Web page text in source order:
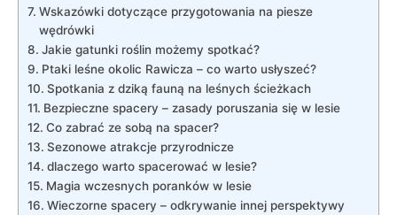
Wskazówki dotyczące przygotowania na piesze
wędrówki
Jakie gatunki roślin możemy spotkać?
Ptaki leśne okolic Rawicza – co warto usłyszeć?
Spotkania z dziką fauną na leśnych ścieżkach
Bezpieczne spacery – zasady poruszania się w lesie
Co zabrać ze sobą na spacer?
Sezonowe atrakcje przyrodnicze
dlaczego warto spacerować w lesie?
Magia wczesnych poranków w lesie
Wieczorne spacery – odkrywanie innej perspektywy